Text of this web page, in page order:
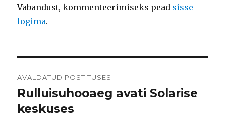
Vabandust, kommenteerimiseks pead sisse
logima.
AVALDATUD POSTITUSES
Rulluisuhooaeg avati Solarise
keskuses